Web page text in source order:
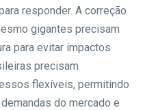
responder. A correção
gigantes precisam
para evitar impactos
precisam
flexíveis, permitindo
do mercado e